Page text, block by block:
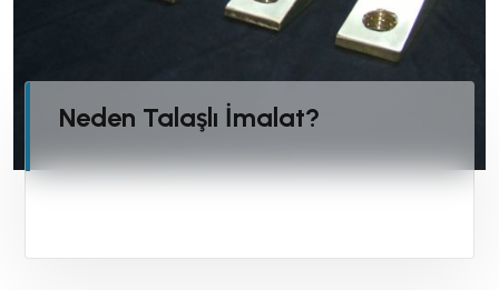
Neden Talaşlı İmalat?